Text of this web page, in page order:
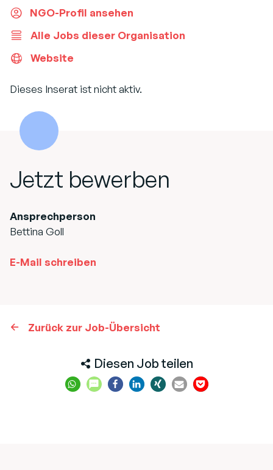
NGO-Profil ansehen
Alle Jobs dieser Organisation
Website
Dieses Inserat ist nicht aktiv.
Jetzt bewerben
Ansprechperson
Bettina Goll
E-Mail schreiben
Zurück zur Job-Übersicht
Diesen Job teilen